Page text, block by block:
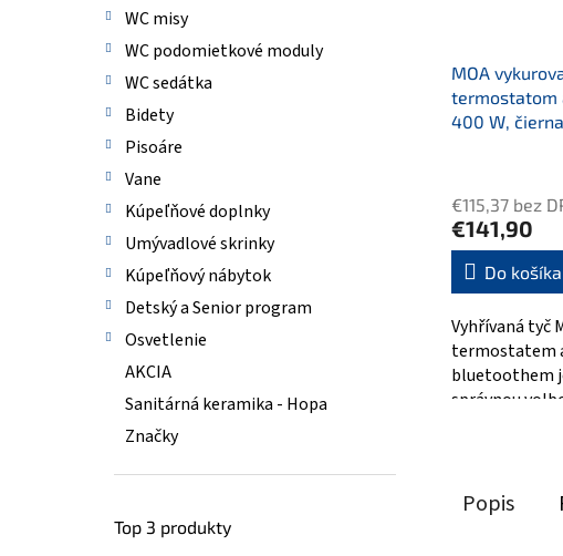
WC misy
WC podomietkové moduly
WC sedátka
Bidety
Pisoáre
Vane
Kúpeľňové doplnky
Umývadlové skrinky
Kúpeľňový nábytok
Detský a Senior program
Osvetlenie
AKCIA
Sanitárná keramika - Hopa
Značky
Top 3 produkty
MOA
termostatom
400 W, čierna
€115,37 bez
€141,90
Do košíka
Vyhřívaná tyč
termostatem
bluetoothem
správnou
Popis